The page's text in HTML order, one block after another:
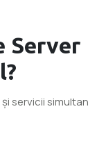
Server
?
servicii simultan